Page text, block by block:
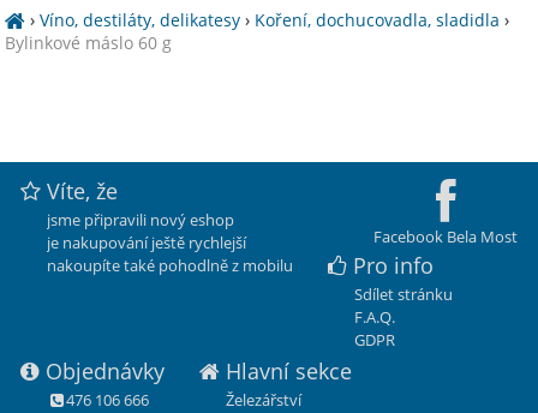
›Víno, destiláty, delikatesy › Koření, dochucovadla, sladidla ›
Bylinkové máslo 60 g
Facebook Bela Most
Víte, že
jsme připravili nový eshop
je nakupování ještě rychlejší
nakoupíte také pohodlně z mobilu
Pro info
Sdílet stránku
F.A.Q.
GDPR
Objednávky
476 106 666
Hlavní sekce
Železářství